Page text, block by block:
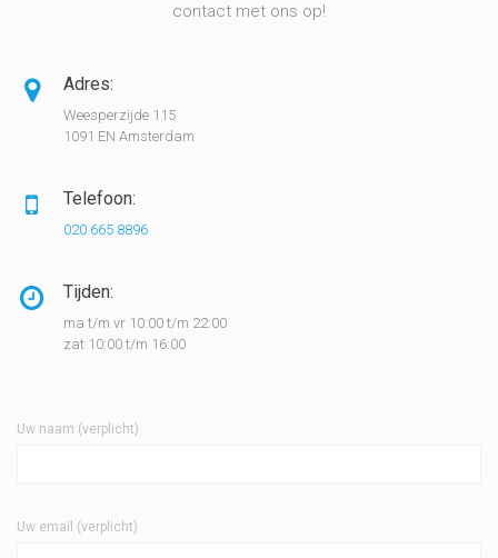
contact met ons op!
Adres:
Weesperzijde 115
1091 EN Amsterdam
Telefoon:
020 665 8896
Tijden:
ma t/m vr 10:00 t/m 22:00
zat 10:00 t/m 16:00
Uw naam (verplicht)
Uw email (verplicht)